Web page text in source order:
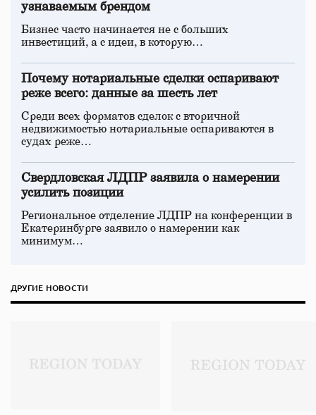
узнаваемым брендом
Бизнес часто начинается не с больших
инвестиций, а с идеи, в которую…
Почему нотариальные сделки оспаривают
реже всего: данные за шесть лет
Среди всех форматов сделок с вторичной
недвижимостью нотариальные оспариваются в
судах реже…
Свердловская ЛДПР заявила о намерении
усилить позиции
Региональное отделение ЛДПР на конференции в
Екатеринбурге заявило о намерении как
минимум…
ДРУГИЕ НОВОСТИ